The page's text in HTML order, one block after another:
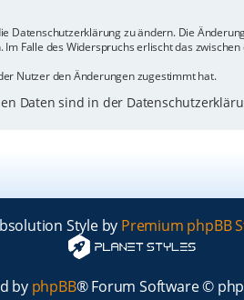
Datenschutzerklärung zu ändern. Die
Falle des Widerspruchs erlischt das
Nutzer den Änderungen zugestimmt hat.
Daten sind in der
Style by Premium phpBB
by phpBB® Forum Software ©